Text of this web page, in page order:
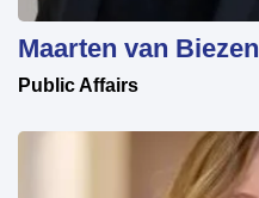
Maarten van Biezen
Public Affairs